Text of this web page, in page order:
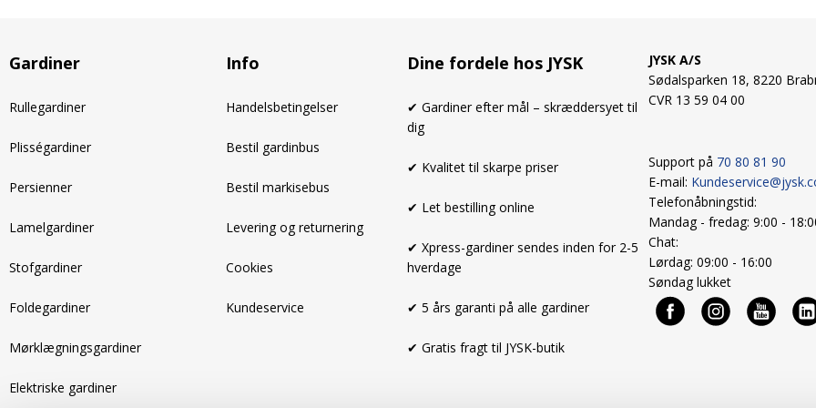
Gardiner
Rullegardiner
Plisségardiner
Persienner
Lamelgardiner
Stofgardiner
Foldegardiner
Mørklægningsgardiner
Elektriske gardiner
Info
Handelsbetingelser
Bestil gardinbus
Bestil markisebus
Levering og returnering
Cookies
Kundeservice
Dine fordele hos JYSK
✔ Gardiner efter mål – skræddersyet til
dig
✔ Kvalitet til skarpe priser
✔ Let bestilling online
✔ Xpress-gardiner sendes inden for 2-5
hverdage
✔ 5 års garanti på alle gardiner
✔ Gratis fragt til JYSK-butik
JYSK A/S
Sødalsparken 18, 8220
CVR 13 59 04 00
Support på 70 80 81 90
E-mail:
Telefonåbningstid:
Mandag - fredag: 9:00 -
Chat:
Lørdag: 09:00 - 16:00
Søndag lukket